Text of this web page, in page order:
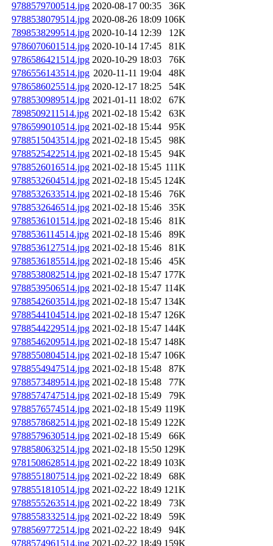
9788579700514.jpg 2020-08-17 00:35
36K
9788538079514.jpg 2020-08-26 18:09 106K
7898538299514.jpg 2020-10-14 12:39
12K
9786070601514.jpg 2020-10-14 17:45
81K
9786586421514.jpg 2020-10-29 18:03
76K
9786556143514.jpg 2020-11-11 19:04
48K
9786586025514.jpg 2020-12-17 18:25
54K
9788530989514.jpg 2021-01-11 18:02
67K
7898509211514.jpg 2021-02-18 15:42
63K
9786599010514.jpg 2021-02-18 15:44
95K
9788515043514.jpg 2021-02-18 15:45
98K
9788525422514.jpg 2021-02-18 15:45
94K
9788526016514.jpg 2021-02-18 15:45 111K
9788532604514.jpg 2021-02-18 15:45 124K
9788532633514.jpg 2021-02-18 15:46
76K
9788532646514.jpg 2021-02-18 15:46
35K
9788536101514.jpg 2021-02-18 15:46
81K
9788536114514.jpg 2021-02-18 15:46
89K
9788536127514.jpg 2021-02-18 15:46
81K
9788536185514.jpg 2021-02-18 15:46
45K
9788538082514.jpg 2021-02-18 15:47 177K
9788539506514.jpg 2021-02-18 15:47 114K
9788542603514.jpg 2021-02-18 15:47 134K
9788544104514.jpg 2021-02-18 15:47 126K
9788544229514.jpg 2021-02-18 15:47 144K
9788546209514.jpg 2021-02-18 15:47 148K
9788550804514.jpg 2021-02-18 15:47 106K
9788554947514.jpg 2021-02-18 15:48
87K
9788573489514.jpg 2021-02-18 15:48
77K
9788574747514.jpg 2021-02-18 15:49
79K
9788576574514.jpg 2021-02-18 15:49 119K
9788578682514.jpg 2021-02-18 15:49 122K
9788579630514.jpg 2021-02-18 15:49
66K
9788580632514.jpg 2021-02-18 15:50 129K
9781508628514.jpg 2021-02-22 18:49 103K
9788551807514.jpg 2021-02-22 18:49
68K
9788551810514.jpg 2021-02-22 18:49 121K
9788555263514.jpg 2021-02-22 18:49
73K
9788558332514.jpg 2021-02-22 18:49
59K
9788569772514.jpg 2021-02-22 18:49
94K
9788574961514.jpg 2021-02-22 18:49 159K